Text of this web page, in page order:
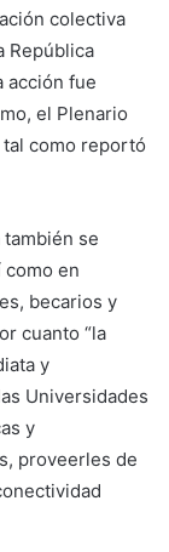
colectiva
República
acción fue
el Plenario
tal como reportó
se
como en
becarios y
cuanto “la
y
Universidades
y
proveerles de